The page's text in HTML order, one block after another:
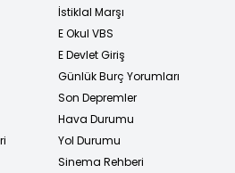
İstiklal Marşı
E Okul VBS
E Devlet Giriş
Günlük Burç Yorumları
Son Depremler
Hava Durumu
Yol Durumu
Sinema Rehberi